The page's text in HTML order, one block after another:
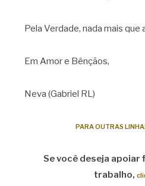
Pela Verdade, nada mais que
Em Amor e Bênçãos,
Neva (Gabriel RL)
PARA OUTRAS
Se você deseja apoiar
trabalho,